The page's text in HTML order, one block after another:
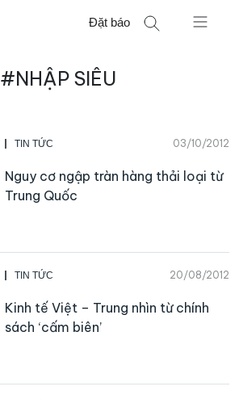
Đặt báo
#NHẬP SIÊU
TIN TỨC 03/10/2012
Nguy cơ ngập tràn hàng thải loại từ
Trung Quốc
TIN TỨC 20/08/2012
Kinh tế Việt – Trung nhìn từ chính
sách ‘cấm biên’